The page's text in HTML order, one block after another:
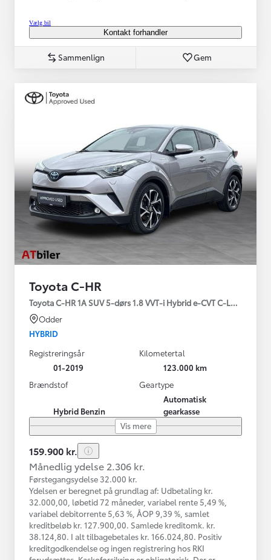
Vælg bil
Kontakt forhandler
Sammenlign Gem
Toyota C-HR
Toyota C-HR 1A SUV 5-dørs 1.8 VVT-i Hybrid e-CVT C-LUB -
Odder
HYBRID
Registreringsår
01-2019
Kilometertal
123.000 km
Brændstof
Hybrid Benzin
Geartype
Automatisk
gearkasse
Vis mere
159.900 kr.
Månedlig ydelse 2.306 kr.
Førstegangsydelse 32.000 kr.
Ydelsen er beregnet på grundlag af: Udbetaling kr.
32.000,00, løbetid 72 måneder, variabel rente 5,49 %,
variabel debitorrente 5,63 %, ÅOP 9,39 %, samlet
kreditbeløb kr. 127.900,00. Samlede kreditomk. kr.
38.124,80. I alt tilbagebetales kr. 166.024,80. Positiv
kreditgodkendelse og ingen registrering hos RKI